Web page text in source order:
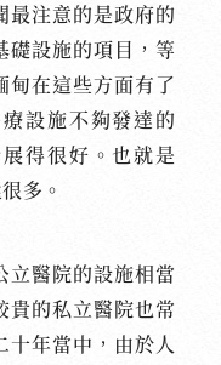
注意的是政府的
礎設施的項目，等
甸在這些方面有了
設施不夠發達的
得很好。也就是
多。
醫院的設施相當
貴的私立醫院也常
十年當中，由於人